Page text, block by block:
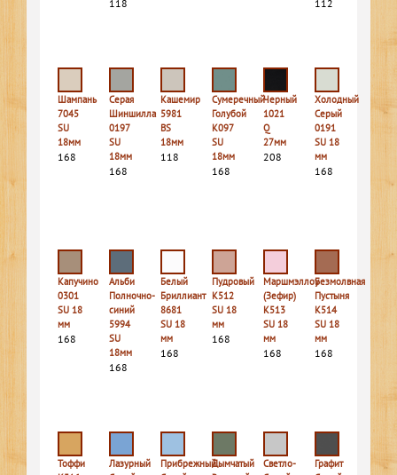
118 112
Шампань
7045
SU
18мм
168
Серая
Шиншилла
0197
SU
18мм
168
Кашемир
5981
BS
18мм
118
Сумеречный
Голубой
K097
SU
18мм
168
Черный
1021
Q
27мм
208
Холодный
Серый
0191
SU 18
мм
168
Капучино
0301
SU 18
мм
168
Альби
Полночно-
синий
5994
SU
18мм
168
Белый
Бриллиант
8681
SU 18
мм
168
Пудровый
К512
SU 18
мм
168
Маршмэллоу
(Зефир)
К513
SU 18
мм
168
Безмолвная
Пустыня
К514
SU 18
мм
168
Тоффи
Лазурный
ПрибрежныйДымчатый
Светло-
Графит